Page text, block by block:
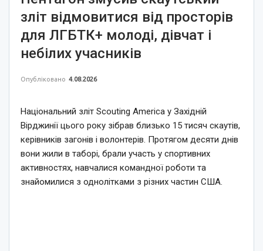
зліт відмовитися від просторів
для ЛГБТК+ молоді, дівчат і
небілих учасників
Опубліковано 4.08.2026
Національний зліт Scouting America у Західній
Вірджинії цього року зібрав близько 15 тисяч скаутів,
керівників загонів і волонтерів. Протягом десяти днів
вони жили в таборі, брали участь у спортивних
активностях, навчалися командної роботи та
знайомилися з однолітками з різних частин США.